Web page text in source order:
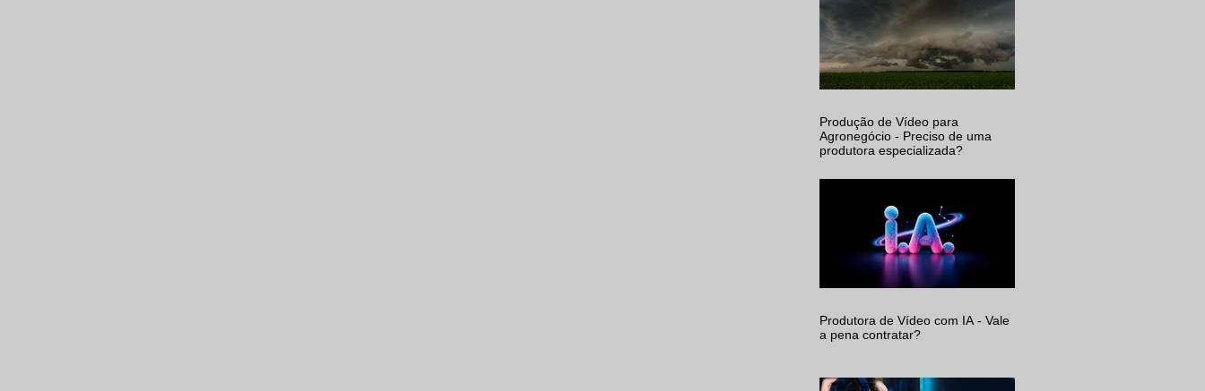
Produção de Vídeo para
Agronegócio - Preciso de uma
produtora especializada?
Produtora de Vídeo com IA - Vale
a pena contratar?